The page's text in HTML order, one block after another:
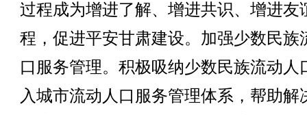
过程成为增进了解、增进共识、增进友
程，促进平安甘肃建设。加强少数民族
口服务管理。积极吸纳少数民族流动人
入城市流动人口服务管理体系，帮助解